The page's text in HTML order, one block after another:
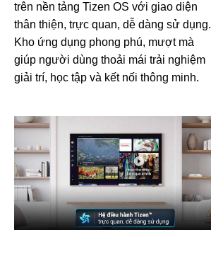
trên nền tảng Tizen OS với giao diện
thân thiện, trực quan, dễ dàng sử dụng.
Kho ứng dụng phong phú, mượt mà
giúp người dùng thoải mái trải nghiệm
giải trí, học tập và kết nối thông minh.